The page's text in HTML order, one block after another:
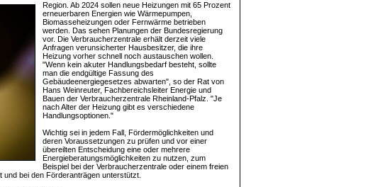
Region. Ab 2024 sollen neue Heizungen mit 65 Prozent
erneuerbaren Energien wie Wärmepumpen,
Biomasseheizungen oder Fernwärme betrieben
werden. Das sehen Planungen der Bundesregierung
vor. Die Verbraucherzentrale erhält derzeit viele
Anfragen verunsicherter Hausbesitzer, die ihre
Heizung vorher schnell noch austauschen wollen.
"Wenn kein akuter Handlungsbedarf besteht, sollte
man die endgültige Fassung des
Gebäudeenergiegesetzes abwarten", so der Rat von
Hans Weinreuter, Fachbereichsleiter Energie und
Bauen der Verbraucherzentrale Rheinland-Pfalz. "Je
nach Alter der Heizung gibt es verschiedene
Handlungsoptionen."
Wichtig sei in jedem Fall, Fördermöglichkeiten und
deren Voraussetzungen zu prüfen und vor einer
übereilten Entscheidung eine oder mehrere
Energieberatungsmöglichkeiten zu nutzen, zum
Beispiel bei der Verbraucherzentrale oder einem freien
und bei den Förderanträgen unterstützt.